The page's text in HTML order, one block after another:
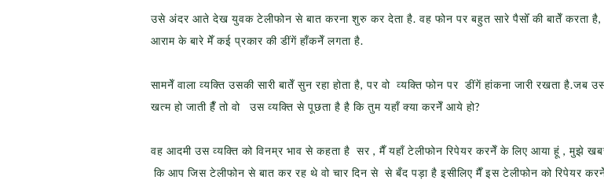
उसे अंदर आते देख युवक टेलीफोन से बात करना शुरु कर देता है. वह फोन पर बहुत सारे पैसोँ की बातेँ करता
आराम के बारे मेँ कई प्रकार की डींगें हाँकनेँ लगता है.
सामनेँ वाला व्यक्ति उसकी सारी बातेँ सुन रहा होता है, पर वो व्यक्ति फोन पर डींगें हांकना जारी रखता है.जब
खत्म हो जाती हैँ तो वो उस व्यक्ति से पूछता है है कि तुम यहाँ क्या करनेँ आये हो?
वह आदमी उस व्यक्ति को विनम्र भाव से कहता है सर , मैँ यहाँ टेलीफोन रिपेयर करनेँ के लिए आया हूं , मुझे
कि आप जिस टेलीफोन से बात कर रह थे वो चार दिन से से बँद पड़ा है इसीलिए मैँ इस टेलीफोन को रिपेयर